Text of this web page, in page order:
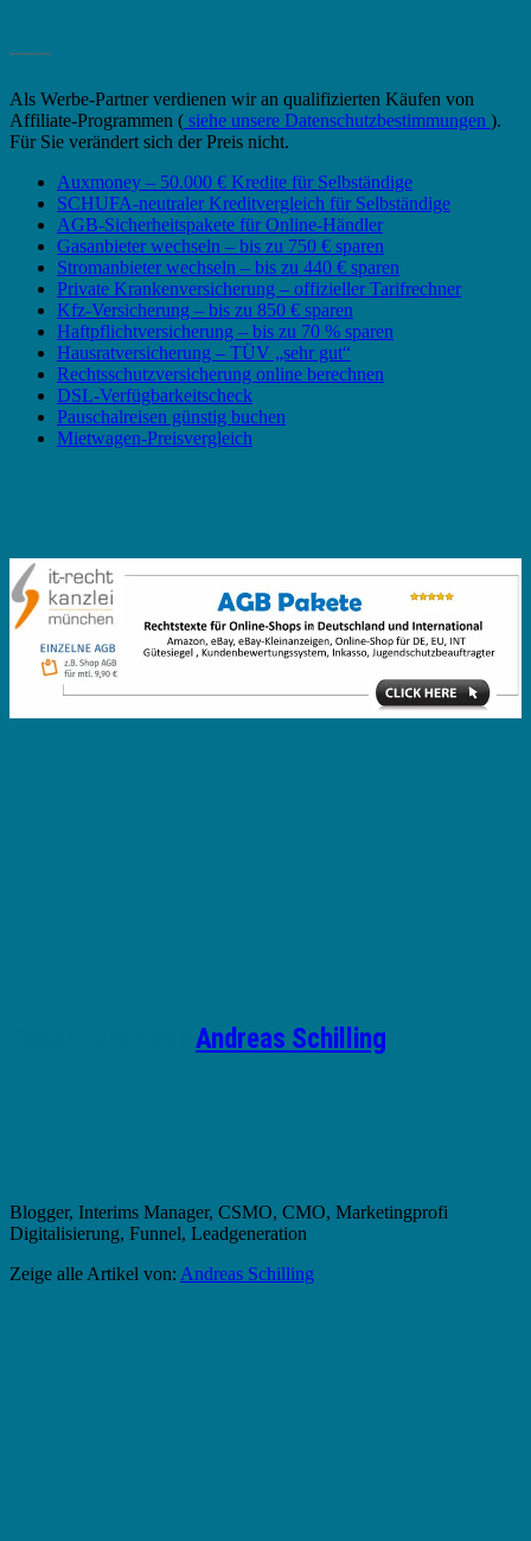
Als Werbe-Partner verdienen wir an qualifizierten Käufen von
Affiliate-Programmen ( siehe unsere Datenschutzbestimmungen ).
Für Sie verändert sich der Preis nicht.
Auxmoney – 50.000 € Kredite für Selbständige
SCHUFA-neutraler Kreditvergleich für Selbständige
AGB-Sicherheitspakete für Online-Händler
Gasanbieter wechseln – bis zu 750 € sparen
Stromanbieter wechseln – bis zu 440 € sparen
Private Krankenversicherung – offizieller Tarifrechner
Kfz-Versicherung – bis zu 850 € sparen
Haftpflichtversicherung – bis zu 70 % sparen
Hausratversicherung – TÜV „sehr gut“
Rechtsschutzversicherung online berechnen
DSL-Verfügbarkeitscheck
Pauschalreisen günstig buchen
Mietwagen-Preisvergleich
Andreas Schilling
Blogger, Interims Manager, CSMO, CMO, Marketingprofi
Digitalisierung, Funnel, Leadgeneration
Zeige alle Artikel von: Andreas Schilling